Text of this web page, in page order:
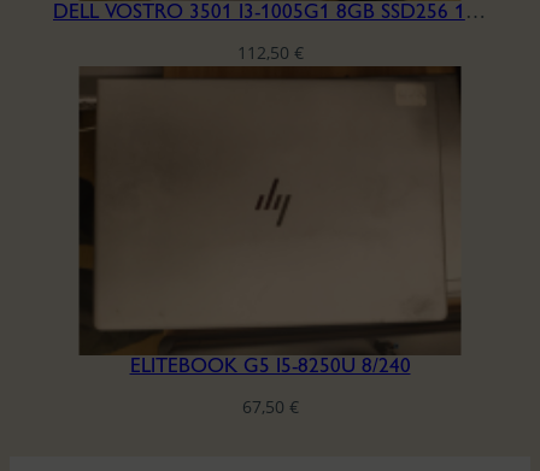
DELL VOSTRO 3501 I3-1005G1 8GB SSD256 15.6′ H6HQLB3
112,50 €
ELITEBOOK G5 I5-8250U 8/240
67,50 €